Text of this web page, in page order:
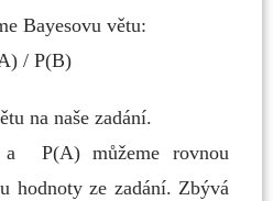
Bayesovu větu:
/ P(B)
na naše zadání.
P(A) můžeme rovnou
hodnoty ze zadání. Zbývá